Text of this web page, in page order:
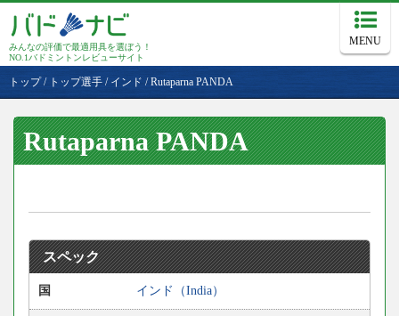
みんなの評価で最適用具を選ぼう！
NO.1バドミントンレビューサイト
MENU
トップ/ トップ選手 / インド /Rutaparna PANDA
Rutaparna PANDA
スペック
国 インド（India）